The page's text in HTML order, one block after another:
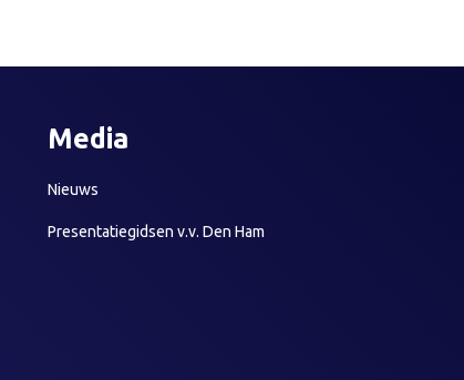
Media
Nieuws
Presentatiegidsen v.v. Den Ham